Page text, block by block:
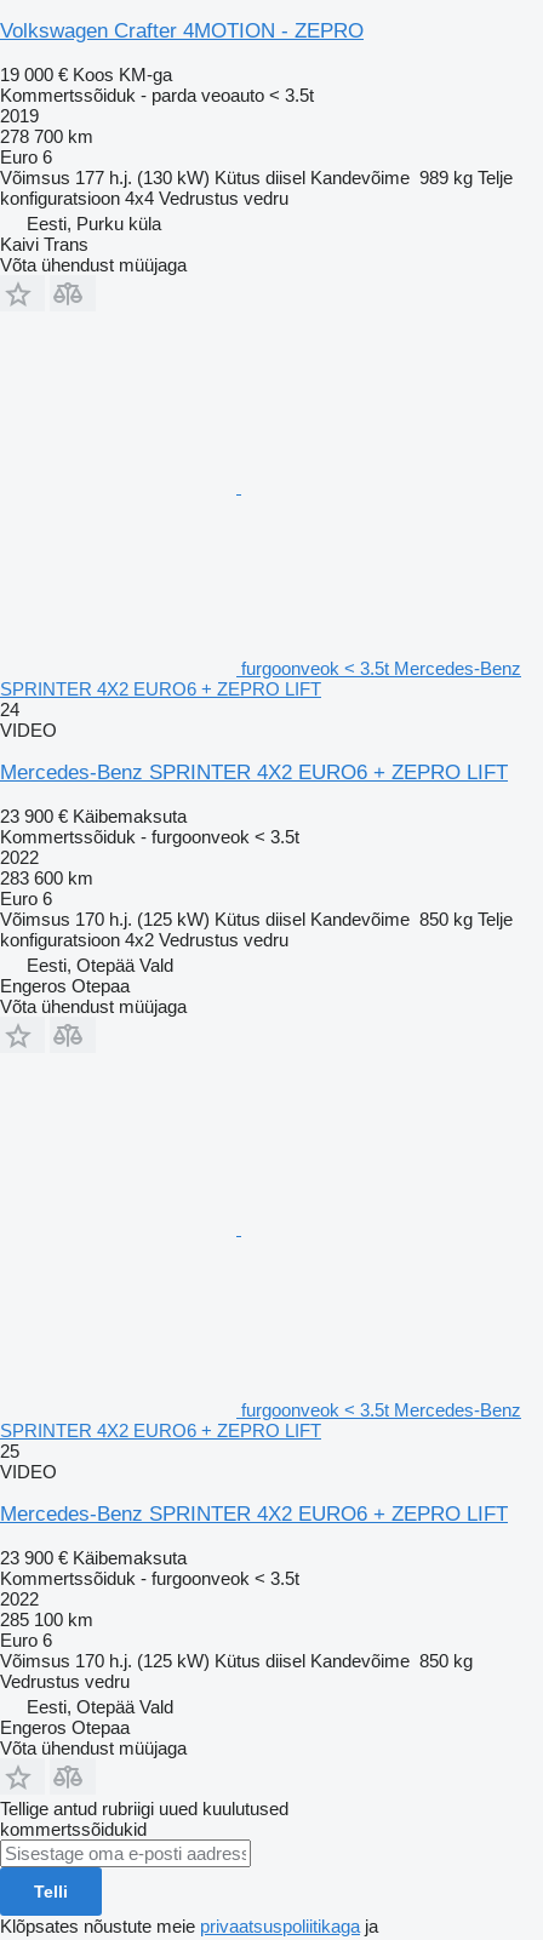
Volkswagen Crafter 4MOTION - ZEPRO
19 000 € Koos KM-ga
Kommertssõiduk - parda veoauto < 3.5t
2019
278 700 km
Euro 6
Võimsus 177 h.j. (130 kW) Kütus diisel Kandevõime 989 kg Telje
konfiguratsioon 4x4 Vedrustus vedru
Eesti, Purku küla
Kaivi Trans
Võta ühendust müüjaga
furgoonveok < 3.5t Mercedes-Benz
SPRINTER 4X2 EURO6 + ZEPRO LIFT
24
VIDEO
Mercedes-Benz SPRINTER 4X2 EURO6 + ZEPRO LIFT
23 900 € Käibemaksuta
Kommertssõiduk - furgoonveok < 3.5t
2022
283 600 km
Euro 6
Võimsus 170 h.j. (125 kW) Kütus diisel Kandevõime 850 kg Telje
konfiguratsioon 4x2 Vedrustus vedru
Eesti, Otepää Vald
Engeros Otepaa
Võta ühendust müüjaga
furgoonveok < 3.5t Mercedes-Benz
SPRINTER 4X2 EURO6 + ZEPRO LIFT
25
VIDEO
Mercedes-Benz SPRINTER 4X2 EURO6 + ZEPRO LIFT
23 900 € Käibemaksuta
Kommertssõiduk - furgoonveok < 3.5t
2022
285 100 km
Euro 6
Võimsus 170 h.j. (125 kW) Kütus diisel Kandevõime 850 kg
Vedrustus vedru
Eesti, Otepää Vald
Engeros Otepaa
Võta ühendust müüjaga
Tellige antud rubriigi uued kuulutused
kommertssõidukid
Telli
Klõpsates nõustute meie privaatsuspoliitikaga ja